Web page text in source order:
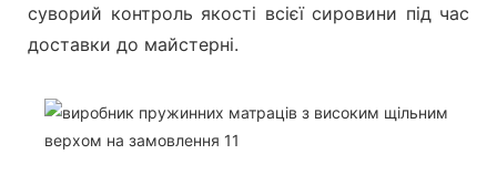
суворий контроль якості всієї сировини під час
доставки до майстерні.